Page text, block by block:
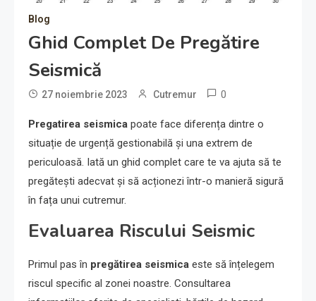
Blog
Ghid Complet De Pregătire
Seismică
27 noiembrie 2023 Cutremur 0
Pregatirea seismica poate face diferența dintre o
situație de urgență gestionabilă și una extrem de
periculoasă. Iată un ghid complet care te va ajuta să te
pregătești adecvat și să acționezi într-o manieră sigură
în fața unui cutremur.
Evaluarea Riscului Seismic
Primul pas în pregătirea seismica este să înțelegem
riscul specific al zonei noastre. Consultarea